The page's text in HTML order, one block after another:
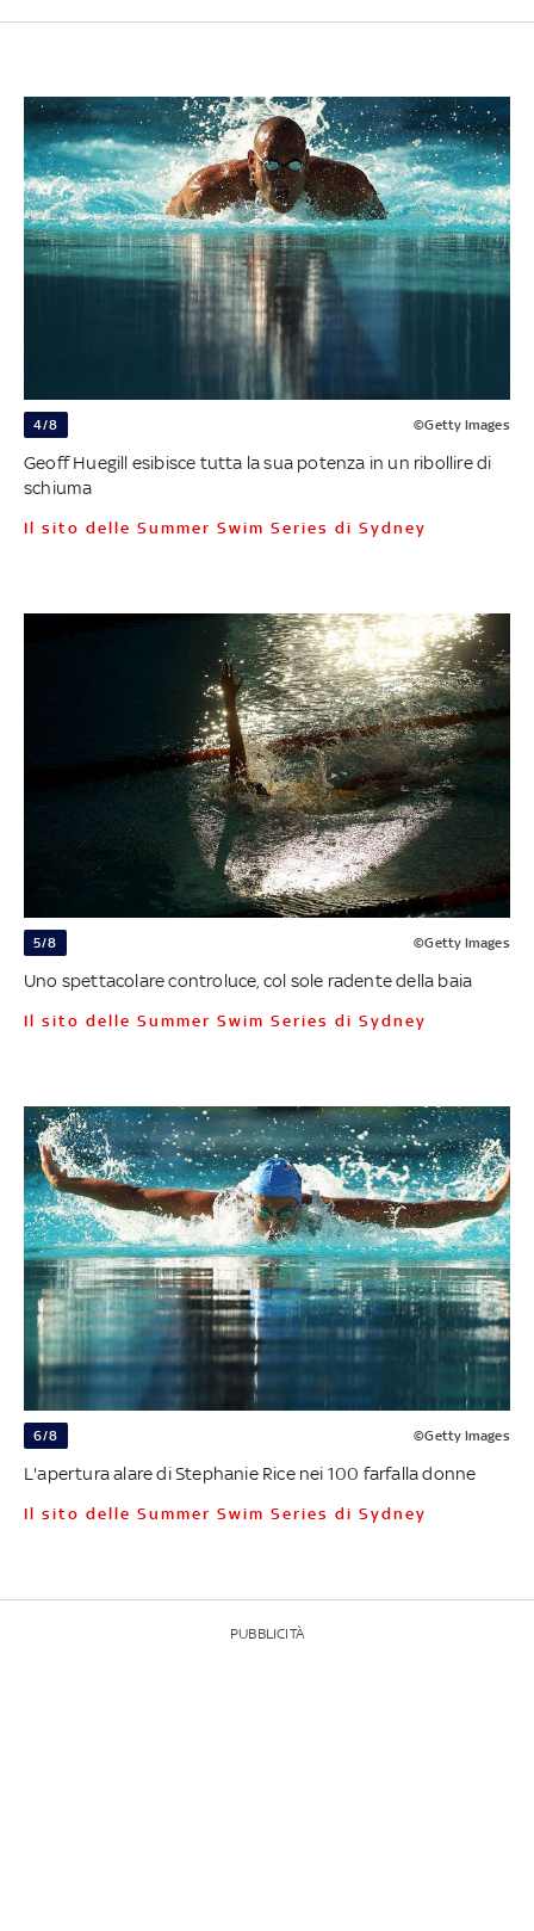
4/8 ©Getty Images
Geoff Huegill esibisce tutta la sua potenza in un ribollire di
schiuma
Il sito delle Summer Swim Series di Sydney
5/8 ©Getty Images
Uno spettacolare controluce, col sole radente della baia
Il sito delle Summer Swim Series di Sydney
6/8 ©Getty Images
L'apertura alare di Stephanie Rice nei 100 farfalla donne
Il sito delle Summer Swim Series di Sydney
PUBBLICITÀ